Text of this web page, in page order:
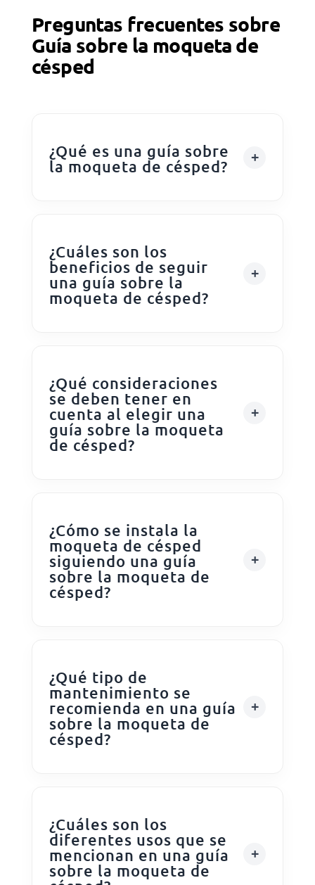
Preguntas frecuentes sobre
Guía sobre la moqueta de
césped
¿Qué es una guía sobre
la moqueta de césped?
¿Cuáles son los
beneficios de seguir
una guía sobre la
moqueta de césped?
¿Qué consideraciones
se deben tener en
cuenta al elegir una
guía sobre la moqueta
de césped?
¿Cómo se instala la
moqueta de césped
siguiendo una guía
sobre la moqueta de
césped?
¿Qué tipo de
mantenimiento se
recomienda en una guía
sobre la moqueta de
césped?
¿Cuáles son los
diferentes usos que se
mencionan en una guía
sobre la moqueta de